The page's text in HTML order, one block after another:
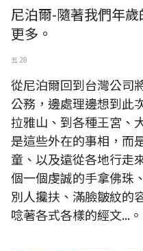
尼泊爾-隨著我們年
更多。
五 28
從尼泊爾回到台灣公司
公務，邊處理邊想到此
拉雅山、到各種王宮、
是這些外在的事相，而
童、以及遠從各地行走
個一個虔誠的手拿佛珠
別人攙扶、滿臉皺紋的
唸著各式各樣的經文...。